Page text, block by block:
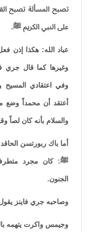
تصبح المسألة تصبح
على النبي الكريم ﷺ.
عباد الله: هكذا إذن
وغيرها كما قال جري
وفي اعتقادي
أعتقد أن محمداً وضع
والسلام بأنه كان لصاً
أما باك ربورتسن
ﷺ: كان مجرد
الجنون.
وصاحبه جري فاينز
وجيمس واكرت يتهمه